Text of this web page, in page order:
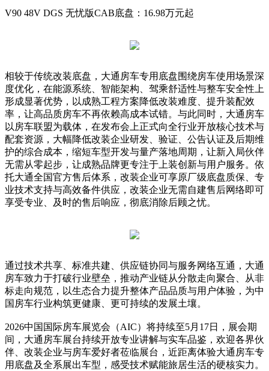
V90 48V DGS 无忧版CAB底盘：16.98万元起
相较于传统改装底盘，大通房车专用底盘围绕房车使用场景深
度优化，在能源系统、智能架构、驾乘舒适性与整车安全性上
形成显著优势，以成熟工程方案降低改装难度、提升装配效
率，让高品质房车不再依赖高成本试错。与此同时，大通房车
以房车联盟为载体，在发布会上正式向全行业开放核心技术与
配套资源，大幅降低改装企业研发、验证、公告认证及后期维
护的综合成本，缩短车型开发与量产落地周期，让新入局伙伴
无需从零起步，让成熟品牌更专注于上装创新与用户服务。依
托大通全国官方售后体系，改装企业可享原厂级底盘质保、专
业技术支持与高效备件供应，改装企业无需自建售后网络即可
享受专业、及时的售后响应，彻底消除后顾之忧。
通过技术共享、标准共建、供应链协同与服务网络互通，大通
房车致力于打破行业壁垒，推动产业链从分散走向聚合、从非
标走向规范，以生态合力提升整体产品品质与用户体验，为中
国房车行业构筑更健康、更可持续的发展土壤。
2026中国国际房车展览会（AIC）将持续至5月17日，展会期
间，大通房车展台持续开放专业讲解与实车品鉴，欢迎各界伙
伴、改装企业与房车爱好者莅临展台，近距离体验大通房车专
用底盘及全系展出车型，感受技术赋能旅居生活的硬核实力。